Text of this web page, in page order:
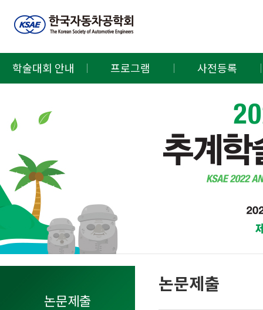
학술대회 안내 프로그램 사전등록
논문제출
논문제출